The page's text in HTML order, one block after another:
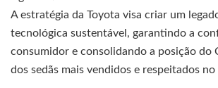
A estratégia da Toyota visa criar um
tecnológica sustentável, garantindo a
consumidor e consolidando a posição do
dos sedãs mais vendidos e respeitados